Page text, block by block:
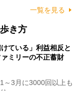
一覧を見る
き方
ている」利益相反と
ミリーの不正蓄財
3月に3000回以上も